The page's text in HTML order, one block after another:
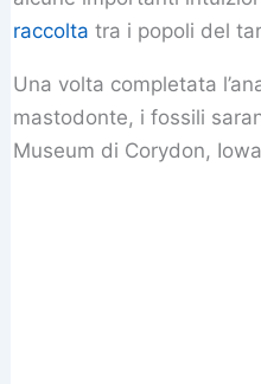
raccolta tra i popoli del
Una volta completata
mastodonte, i fossili
Museum di Corydon,